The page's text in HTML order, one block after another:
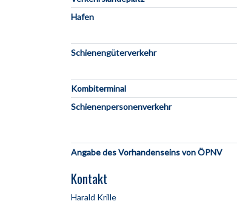
Hafen
Schienengüterverkehr
Kombiterminal
Schienenpersonenverkehr
Angabe des Vorhandenseins von ÖPNV
Kontakt
Harald Krille